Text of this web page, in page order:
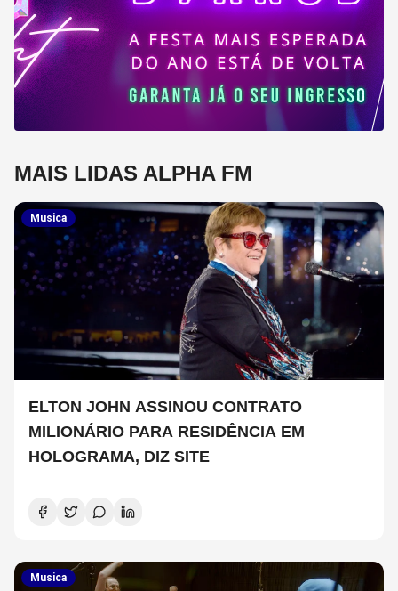
MAIS LIDAS ALPHA FM
Musica
ELTON JOHN ASSINOU CONTRATO
MILIONÁRIO PARA RESIDÊNCIA EM
HOLOGRAMA, DIZ SITE
Musica